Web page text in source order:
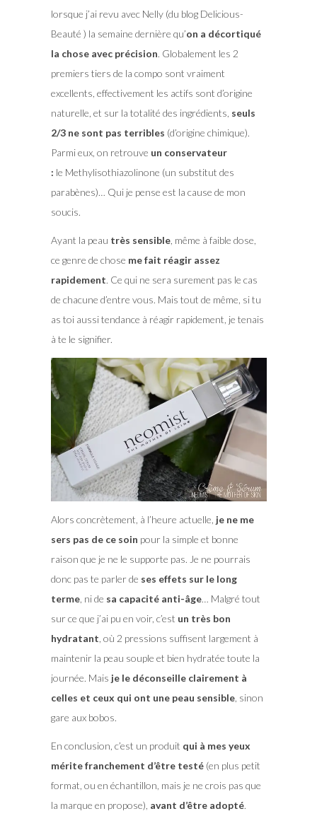
lorsque j’ai revu avec Nelly (du blog Delicious-
Beauté ) la semaine dernière qu’on a décortiqué
la chose avec précision. Globalement les 2
premiers tiers de la compo sont vraiment
excellents, effectivement les actifs sont d’origine
naturelle, et sur la totalité des ingrédients, seuls
2/3 ne sont pas terribles (d’origine chimique).
Parmi eux, on retrouve un conservateur
: le Methylisothiazolinone (un substitut des
parabènes)… Qui je pense est la cause de mon
soucis.
Ayant la peau très sensible, même à faible dose,
ce genre de chose me fait réagir assez
rapidement. Ce qui ne sera surement pas le cas
de chacune d’entre vous. Mais tout de même, si tu
as toi aussi tendance à réagir rapidement, je tenais
à te le signifier.
Alors concrètement, à l’heure actuelle, je ne me
sers pas de ce soin pour la simple et bonne
raison que je ne le supporte pas. Je ne pourrais
donc pas te parler de ses effets sur le long
terme, ni de sa capacité anti-âge… Malgré tout
sur ce que j’ai pu en voir, c’est un très bon
hydratant , où 2 pressions suffisent largement à
maintenir la peau souple et bien hydratée toute la
journée. Mais je le déconseille clairement à
celles et ceux qui ont une peau sensible, sinon
gare aux bobos.
En conclusion, c’est un produit qui à mes yeux
mérite franchement d’être testé(en plus petit
format, ou en échantillon, mais je ne crois pas que
la marque en propose), avant d’être adopté.